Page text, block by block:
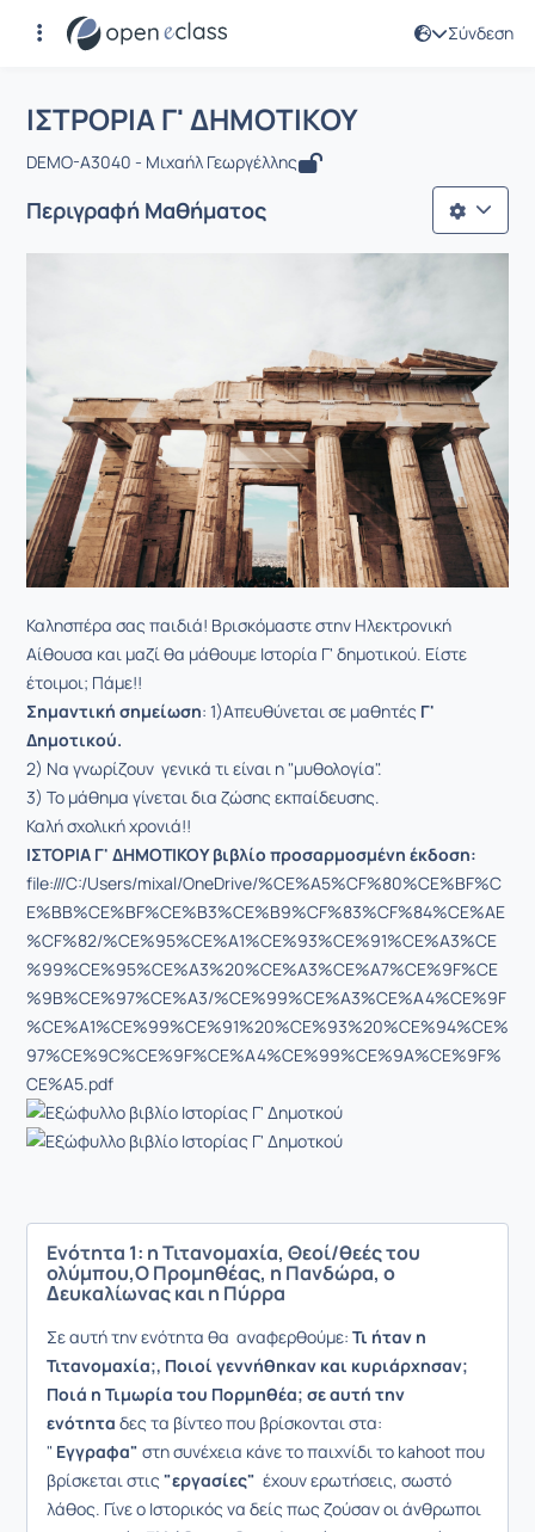
Σύνδεση
Αρχική Σελίδα
Μάθημα : ΙΣΤΡΟΡΙΑ Γ' ΔΗΜΟΤΙΚΟΥ
ΙΣΤΡΟΡΙΑ Γ' ΔΗΜΟΤΙΚΟΥ
DEMO-A3040 - Μιχαήλ Γεωργέλλης
Περιγραφή Μαθήματος
Καλησπέρα σας παιδιά! Βρισκόμαστε στην Ηλεκτρονική
Αίθουσα και μαζί θα μάθουμε Ιστορία Γ' δημοτικού. Είστε
έτοιμοι; Πάμε!!
Σημαντική σημείωση: 1)Απευθύνεται σε μαθητές Γ'
Δημοτικού.
2) Να γνωρίζουν γενικά τι είναι η "μυθολογία".
3) Το μάθημα γίνεται δια ζώσης εκπαίδευσης.
Καλή σχολική χρονιά!!
ΙΣΤΟΡΙΑ Γ' ΔΗΜΟΤΙΚΟΥ βιβλίο προσαρμοσμένη έκδοση:
file:///C:/Users/mixal/OneDrive/%CE%A5%CF%80%CE%BF%C
E%BB%CE%BF%CE%B3%CE%B9%CF%83%CF%84%CE%AE
%CF%82/%CE%95%CE%A1%CE%93%CE%91%CE%A3%CE
%99%CE%95%CE%A3%20%CE%A3%CE%A7%CE%9F%CE
%9B%CE%97%CE%A3/%CE%99%CE%A3%CE%A4%CE%9F
%CE%A1%CE%99%CE%91%20%CE%93%20%CE%94%CE%
97%CE%9C%CE%9F%CE%A4%CE%99%CE%9A%CE%9F%
CE%A5.pdf
Ενότητα 1: η Τιτανομαχία, Θεοί/θεές του
ολύμπου,Ο Προμηθέας, η Πανδώρα, ο
∆ευκαλίωνας και η Πύρρα
Σε αυτή την ενότητα θα αναφερθούμε: Τι ήταν η
Τιτανομαχία;, Ποιοί γεννήθηκαν και κυριάρχησαν;
Ποιά η Τιμωρία του Πορμηθέα; σε αυτή την
ενότητα δες τα βίντεο που βρίσκονται στα:
" Εγγραφα" στη συνέχεια κάνε το παιχνίδι το kahoot που
βρίσκεται στις "εργασίες" έχουν ερωτήσεις, σωστό
λάθος. Γίνε ο Ιστορικός να δείς πως ζούσαν οι άνθρωποι